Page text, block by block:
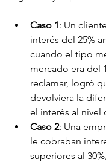
Caso 1: Un
interés del 25%
cuando el tipo
mercado era del
reclamar, logró
devolviera la
el interés al nivel
Caso 2: Una
le cobraban
superiores al